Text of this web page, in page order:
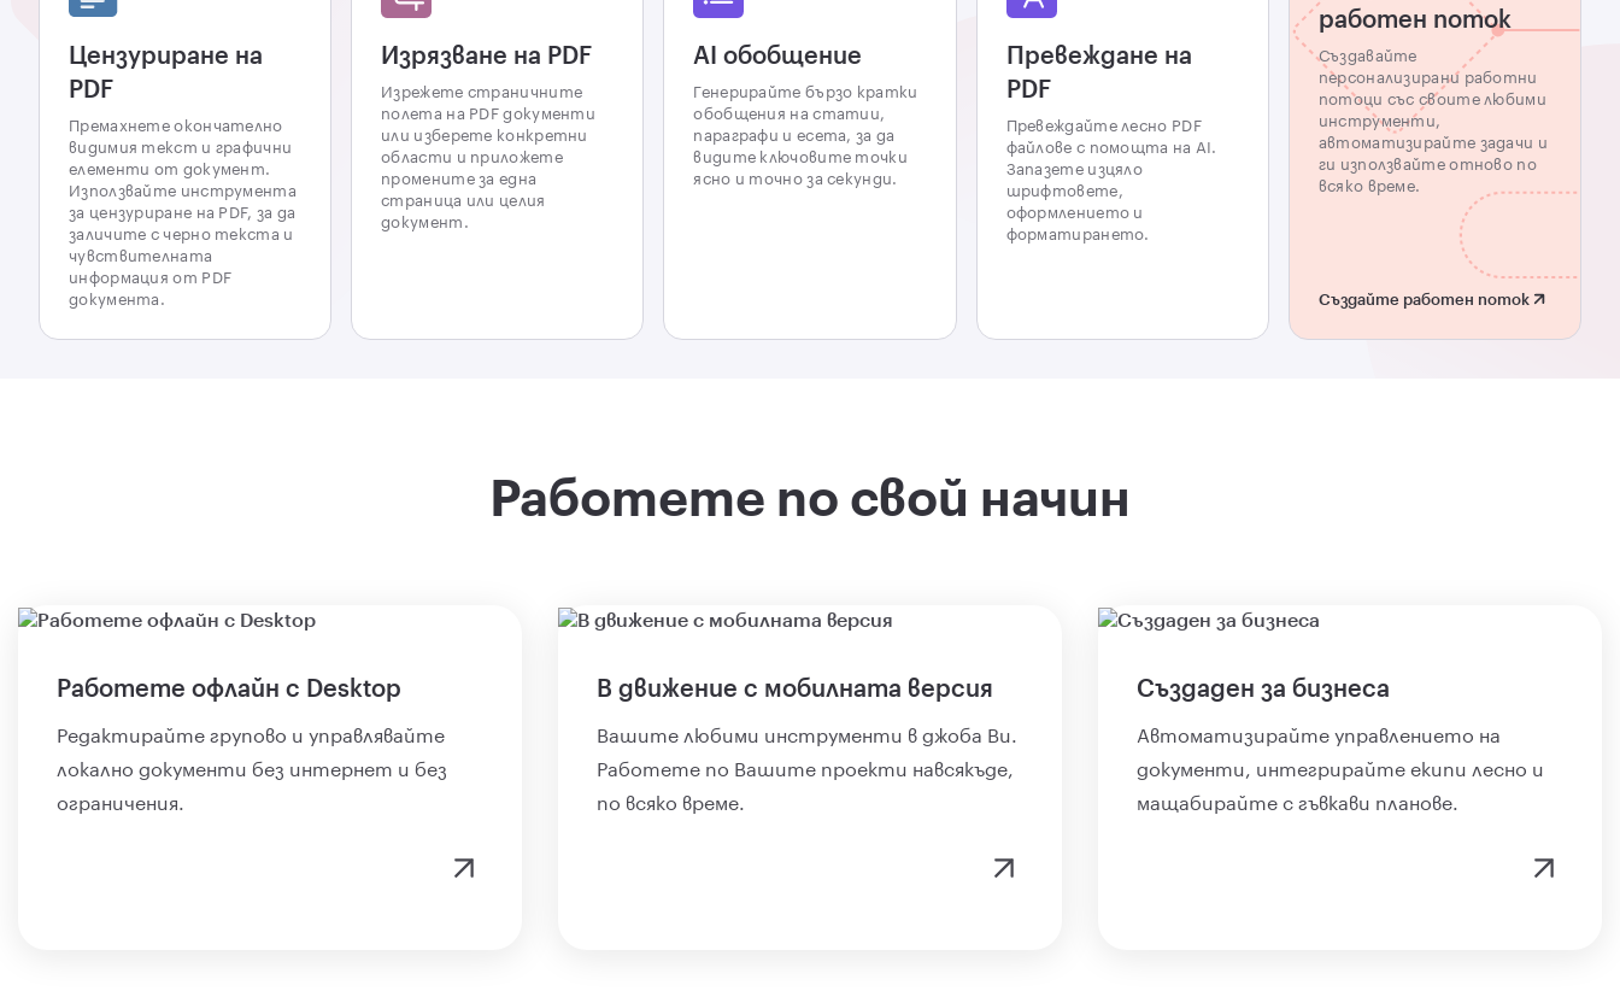
Цензуриране на
PDF
Премахнете окончателно
видимия текст и графични
елементи от документ.
Използвайте инструмента
за цензуриране на PDF, за да
заличите с черно текста и
чувствителната
информация от PDF
документа.
Изрязване на PDF
Изрежете страничните
полета на PDF документи
или изберете конкретни
области и приложете
промените за една
страница или целия
документ.
AI обобщение
Генерирайте бързо кратки
обобщения на статии,
параграфи и есета, за да
видите ключовите точки
ясно и точно за секунди.
Превеждане на
PDF
Превеждайте лесно PDF
файлове с помощта на AI.
Запазете изцяло
шрифтовете,
оформлението и
форматирането.
работен поток
Създавайте
персонализирани работни
потоци със своите любими
инструменти,
автоматизирайте задачи и
ги използвайте отново по
всяко време.
Създайте работен поток
Работете по свой начин
Работете офлайн с Desktop
Редактирайте групово и управлявайте
локално документи без интернет и без
ограничения.
В движение с мобилната версия
Вашите любими инструменти в джоба Ви.
Работете по Вашите проекти навсякъде,
по всяко време.
Създаден за бизнеса
Автоматизирайте управлението на
документи, интегрирайте екипи лесно и
мащабирайте с гъвкави планове.